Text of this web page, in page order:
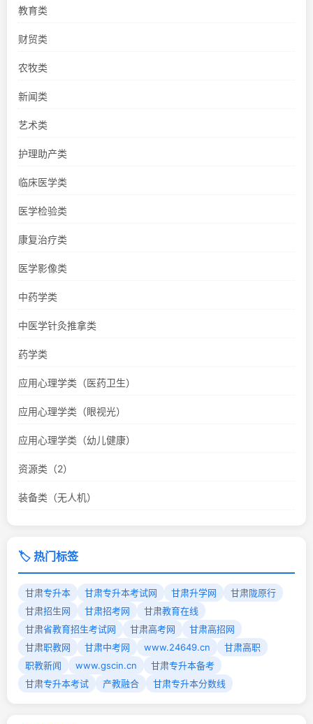
教育类
财贸类
农牧类
新闻类
艺术类
护理助产类
临床医学类
医学检验类
康复治疗类
医学影像类
中药学类
中医学针灸推拿类
药学类
应用心理学类（医药卫生）
应用心理学类（眼视光）
应用心理学类（幼儿健康）
资源类（2）
装备类（无人机）
🏷️ 热门标签
甘肃专升本 甘肃专升本考试网 甘肃升学网
甘肃陇原行
甘肃招生网
甘肃招考网
甘肃教育在线
甘肃省教育招生考试网
甘肃高考网
甘肃高招网
甘肃职教网
甘肃中考网 www.24649.cn
甘肃高职
职教新闻
www.gscin.cn
甘肃专升本备考
甘肃专升本考试
产教融合 甘肃专升本分数线